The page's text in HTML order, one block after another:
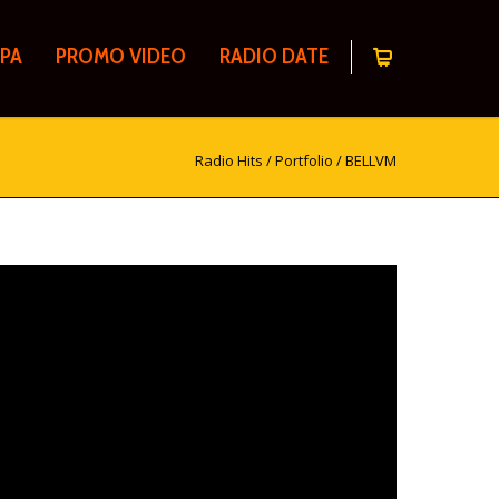
PROMO VIDEO RADIO DATE
Radio Hits /Portfolio /BELLVM